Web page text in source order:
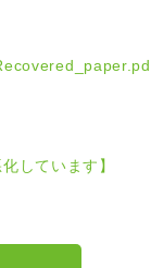
しています】